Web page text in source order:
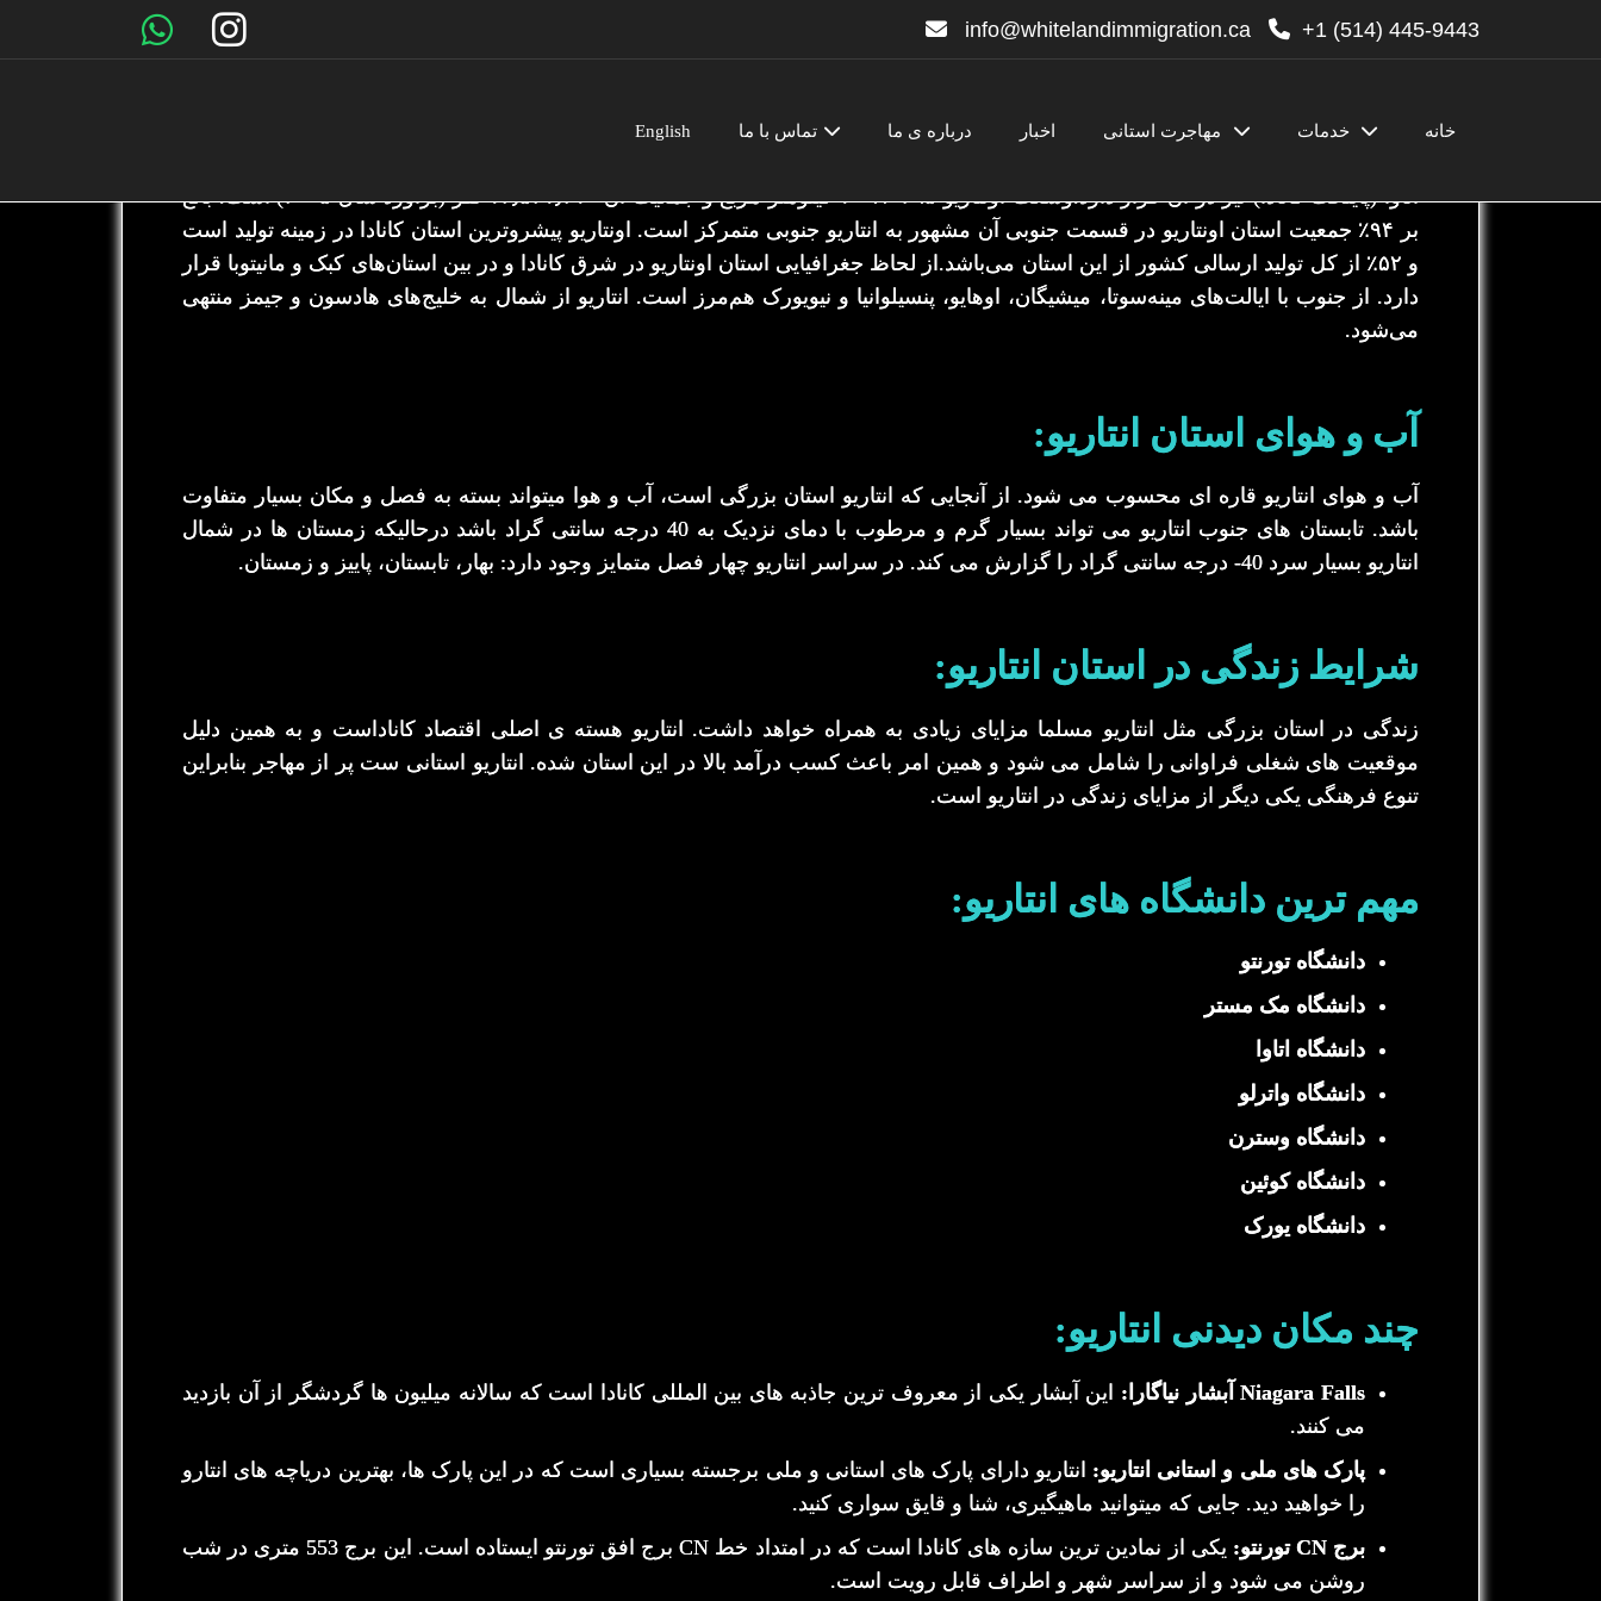
445-9443 (514) 1+
info@whitelandimmigration.ca
خانه خدمات مهاجرت استانی اخبار درباره ی ما تماس با ما English
اتاوا (پایتخت کانادا) نیز در آن قرار دارد.وسعت اونتاریو ۱٬۰۷۶٬۳۹۵ کیلومتر مربع و جمعیت آن ۱۲٫۵۴۱٫۴۱۰ نفر (برآورد سال ۲۰۰۵) است. بالغ
بر ۹۴٪ جمعیت استان اونتاریو در قسمت جنوبی آن مشهور به انتاریو جنوبی متمرکز است. اونتاریو پیشروترین استان کانادا در زمینه تولید است
و ۵۲٪ از کل تولید ارسالی کشور از این استان می‌باشد.از لحاظ جغرافیایی استان اونتاریو در شرق کانادا و در بین استان‌های کبک و مانیتوبا قرار
دارد. از جنوب با ایالت‌های مینه‌سوتا، میشیگان، اوهایو، پنسیلوانیا و نیویورک هم‌مرز است. انتاریو از شمال به خلیج‌های هادسون و جیمز منتهی
می‌شود.
آب و هوای استان انتاریو:
آب و هوای انتاریو قاره ای محسوب می شود. از آنجایی که انتاریو استان بزرگی است، آب و هوا میتواند بسته به فصل و مکان بسیار متفاوت
باشد. تابستان های جنوب انتاریو می تواند بسیار گرم و مرطوب با دمای نزدیک به 40 درجه سانتی گراد باشد درحالیکه زمستان ها در شمال
انتاریو بسیار سرد 40- درجه سانتی گراد را گزارش می کند. در سراسر انتاریو چهار فصل متمایز وجود دارد: بهار، تابستان، پاییز و زمستان.
شرایط زندگی در استان انتاریو:
زندگی در استان بزرگی مثل انتاریو مسلما مزایای زیادی به همراه خواهد داشت. انتاریو هسته ی اصلی اقتصاد کاناداست و به همین دلیل
موقعیت های شغلی فراوانی را شامل می شود و همین امر باعث کسب درآمد بالا در این استان شده. انتاریو استانی ست پر از مهاجر بنابراین
تنوع فرهنگی یکی دیگر از مزایای زندگی در انتاریو است.
مهم ترین دانشگاه های انتاریو:
دانشگاه تورنتو
دانشگاه مک مستر
دانشگاه اتاوا
دانشگاه واترلو
دانشگاه وسترن
دانشگاه کوئین
دانشگاه یورک
چند مکان دیدنی انتاریو:
Niagara Falls آبشار نیاگارا:
این آبشار یکی از معروف ترین جاذبه های بین المللی کانادا است که سالانه میلیون ها گردشگر از آن بازدید
می کنند.
پارک های ملی و استانی انتاریو: انتاریو دارای پارک های استانی و ملی برجسته بسیاری است که در این پارک ها، بهترین دریاچه های انتارو
را خواهید دید. جایی که میتوانید ماهیگیری، شنا و قایق سواری کنید.
برج CN تورنتو:
یکی از نمادین ترین سازه های کانادا است که در امتداد خط CN برج افق تورنتو ایستاده است. این برج 553 متری در شب
روشن می شود و از سراسر شهر و اطراف قابل رویت است.